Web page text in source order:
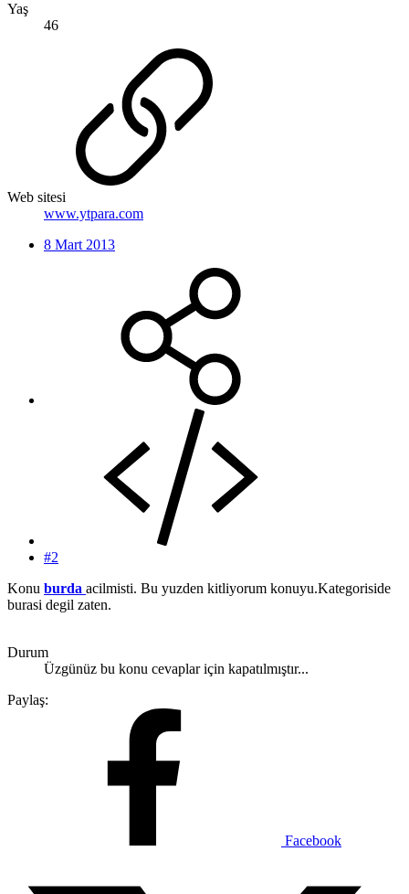
Yaş
46
Web sitesi
www.ytpara.com
8 Mart 2013
#2
Konu burda acilmisti. Bu yuzden kitliyorum konuyu.Kategoriside
burasi degil zaten.
Durum
Üzgünüz bu konu cevaplar için kapatılmıştır...
Paylaş:
Facebook